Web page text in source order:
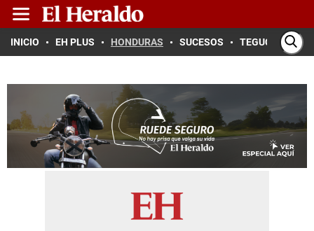
INICIO EH PLUS HONDURAS SUCESOS TEGUCIGALPA